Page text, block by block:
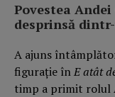
Povestea
desprinsă
A ajuns
figurație înE atât
timp a primit rolul